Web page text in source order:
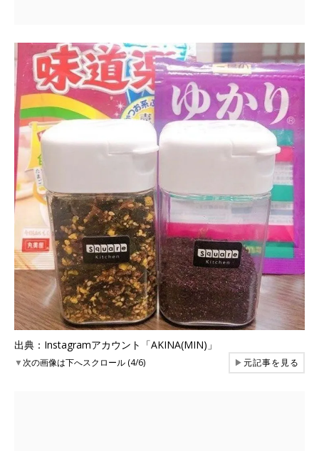
出典：Instagramアカウント「AKINA(MIN)」
▼次の画像は下へスクロール (4/6) ▶元記事を見る